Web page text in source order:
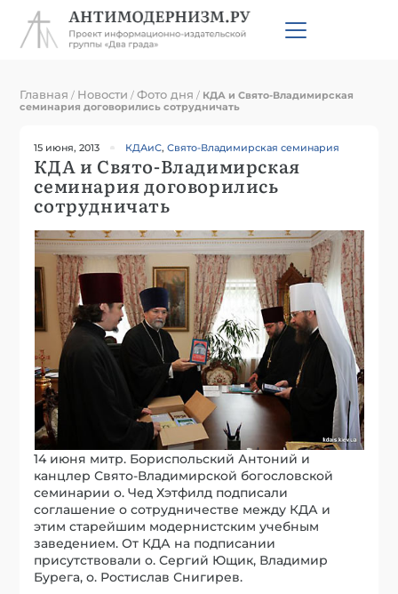
Главная / Новости /Фото дня / КДА и Свято-Владимирская
семинария договорились сотрудничать
15 июня, 2013 КДАиС,Свято-Владимирская семинария
КДА и Свято-Владимирская
семинария договорились
сотрудничать
14 июня митр. Бориспольский Антоний и
канцлер Свято-Владимирской богословской
семинарии о. Чед Хэтфилд подписали
соглашение о сотрудничестве между КДА и
этим старейшим модернистским учебным
заведением. От КДА на подписании
присутствовали о. Сергий Ющик, Владимир
Бурега, о. Ростислав Снигирев.